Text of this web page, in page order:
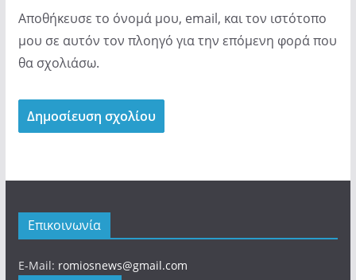
Αποθήκευσε το όνομά μου, email, και τον ιστότοπο
μου σε αυτόν τον πλοηγό για την επόμενη φορά που
θα σχολιάσω.
Επικοινωνία
E-Mail: romiosnews@gmail.com